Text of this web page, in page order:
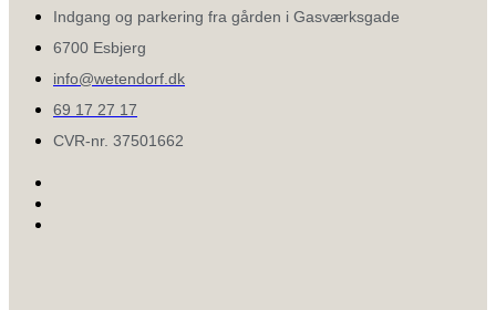
Indgang og parkering fra gården i Gasværksgade
6700 Esbjerg
info@wetendorf.dk
69 17 27 17
CVR-nr. 37501662